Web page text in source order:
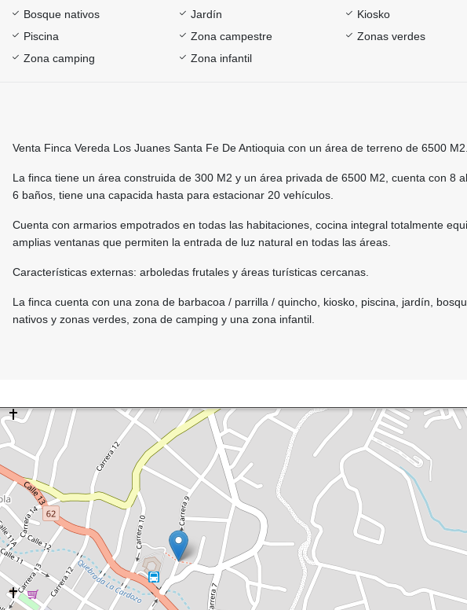
Bosque nativos
Jardín
Kiosko
Piscina
Zona campestre
Zonas verdes
Zona camping
Zona infantil
Venta Finca Vereda Los Juanes Santa Fe De Antioquia con un área de terreno de 6500
La finca tiene un área construida de 300 M2 y un área privada de 6500 M2, cuenta con 8
6 baños, tiene una capacida hasta para estacionar 20 vehículos.
Cuenta con armarios empotrados en todas las habitaciones, cocina integral totalmente
amplias ventanas que permiten la entrada de luz natural en todas las áreas.
Características externas: arboledas frutales y áreas turísticas cercanas.
La finca cuenta con una zona de barbacoa / parrilla / quincho, kiosko, piscina, jardín,
nativos y zonas verdes, zona de camping y una zona infantil.